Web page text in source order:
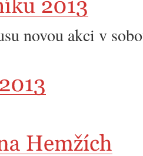
novou akci v